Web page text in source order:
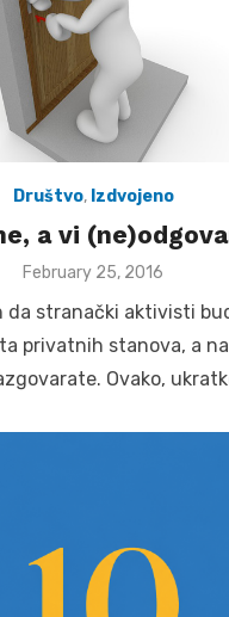
Društvo, Izdvojeno
a vi
Posted
February 25, 2016
da stranački aktivisti
privatnih stanova, a
Ovako,